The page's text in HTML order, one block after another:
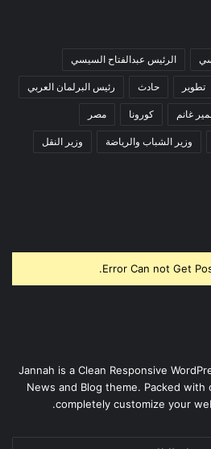
الرئيس عبدالفتاح السيسي
تطوير حادث رئيس البرلمان العربي
غانم كورونا مصر
وزير الشباب والرياضة وزير النقل
Error Can not Get
Jannah is a Clean Responsive
News and Blog theme. Packed
completely customize your